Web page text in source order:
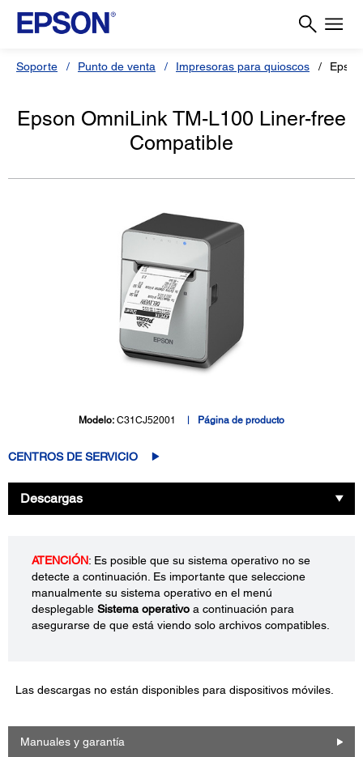
Soporte Punto de venta Impresoras para quioscos
Epson OmniLink TM-L100 Liner-free
Compatible
Modelo: C31CJ52001 Página de producto
CENTROS DE SERVICIO
Descargas
ATENCIÓN: Es posible que su sistema operativo no se
detecte a continuación. Es importante que seleccione
manualmente su sistema operativo en el menú
desplegable Sistema operativo a continuación para
asegurarse de que está viendo solo archivos compatibles.
Las descargas no están disponibles para dispositivos móviles.
Manuales y garantía